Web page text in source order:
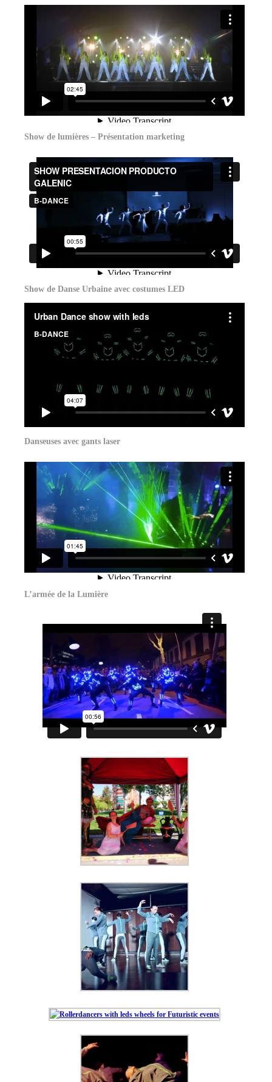
Show de lumières – Présentation marketing
Show de Danse Urbaine avec costumes LED
Danseuses avec gants laser
L’armée de la Lumière